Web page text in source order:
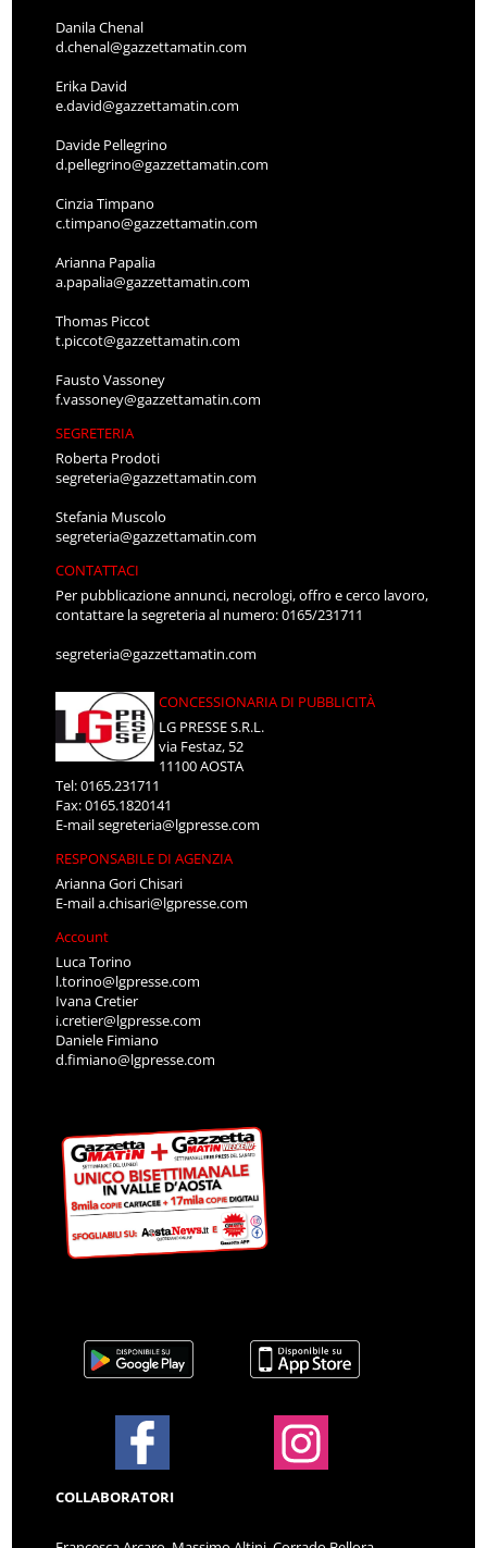
Danila Chenal
d.chenal@gazzettamatin.com
Erika David
e.david@gazzettamatin.com
Davide Pellegrino
d.pellegrino@gazzettamatin.com
Cinzia Timpano
c.timpano@gazzettamatin.com
Arianna Papalia
a.papalia@gazzettamatin.com
Thomas Piccot
t.piccot@gazzettamatin.com
Fausto Vassoney
f.vassoney@gazzettamatin.com
SEGRETERIA
Roberta Prodoti
segreteria@gazzettamatin.com
Stefania Muscolo
segreteria@gazzettamatin.com
CONTATTACI
Per pubblicazione annunci, necrologi, offro e cerco lavoro,
contattare la segreteria al numero: 0165/231711
segreteria@gazzettamatin.com
CONCESSIONARIA DI PUBBLICITÀ
LG PRESSE S.R.L.
via Festaz, 52
11100 AOSTA
Tel: 0165.231711
Fax: 0165.1820141
E-mailsegreteria@lgpresse.com
RESPONSABILE DI AGENZIA
Arianna Gori Chisari
E-maila.chisari@lgpresse.com
Account
Luca Torino
l.torino@lgpresse.com
Ivana Cretier
i.cretier@lgpresse.com
Daniele Fimiano
d.fimiano@lgpresse.com
COLLABORATORI